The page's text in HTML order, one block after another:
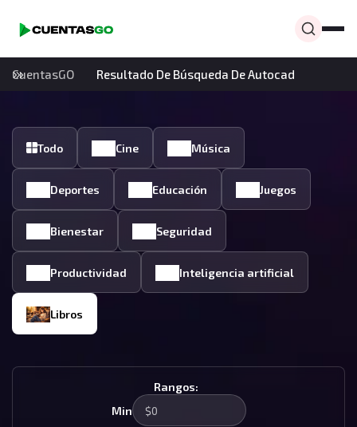
CuentasGO Resultado De Búsqueda De Autocad
Todo Cine Música
Deportes Educación Juegos
Bienestar Seguridad
Productividad Inteligencia artificial
Libros
Rangos:
Min